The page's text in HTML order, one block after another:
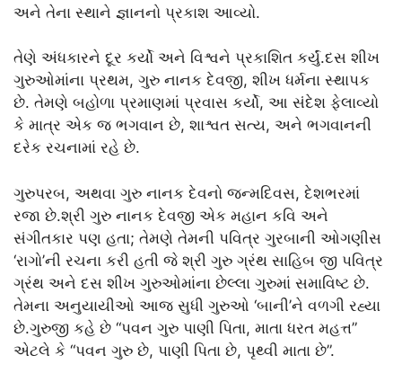
અને તેના સ્થાને જ્ઞાનનો પ્રકાશ આવ્યો.
તેણે અંધકારને દૂર કર્યો અને વિશ્વને પ્રકાશિત કર્યું.દસ શીખ
ગુરુઓમાંના પ્રથમ, ગુરુ નાનક દેવજી, શીખ ધર્મના સ્થાપક
છે. તેમણે બહોળા પ્રમાણમાં પ્રવાસ કર્યો, આ સંદેશ ફેલાવ્યો
કે માત્ર એક જ ભગવાન છે, શાશ્વત સત્ય, અને ભગવાનની
દરેક રચનામાં રહે છે.
ગુરુપરબ, અથવા ગુરુ નાનક દેવનો જન્મદિવસ, દેશભરમાં
રજા છે.શ્રી ગુરુ નાનક દેવજી એક મહાન કવિ અને
સંગીતકાર પણ હતા; તેમણે તેમની પવિત્ર ગુરબાની ઓગણીસ
‘રાગો’ની રચના કરી હતી જે શ્રી ગુરુ ગ્રંથ સાહિબ જી પવિત્ર
ગ્રંથ અને દસ શીખ ગુરુઓમાંના છેલ્લા ગુરુમાં સમાવિષ્ટ છે.
તેમના અનુયાયીઓ આજ સુધી ગુરુઓ ‘બાની’ને વળગી રહ્યા
છે.ગુરુજી કહે છે “પવન ગુરુ પાણી પિતા, માતા ધરત મહત્ત”
એટલે કે “પવન ગુરુ છે, પાણી પિતા છે, પૃથ્વી માતા છે”.